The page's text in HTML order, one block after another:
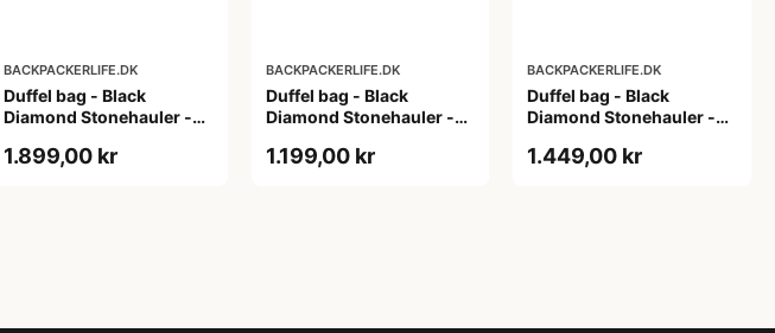
BACKPACKERLIFE.DK
Duffel bag - Black
Diamond Stonehauler -
1.899,00 kr
BACKPACKERLIFE.DK
Duffel bag - Black
Diamond Stonehauler -
1.199,00 kr
BACKPACKERLIFE.DK
Duffel bag - Black
Diamond Stonehauler -
1.449,00 kr